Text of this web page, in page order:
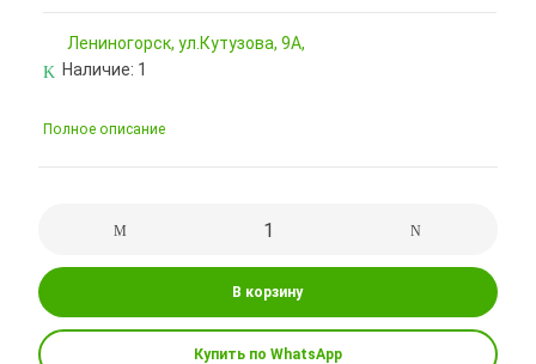
Лениногорск, ул.Кутузова, 9А,
Наличие: 1
Полное описание
В корзину
Купить по WhatsApp